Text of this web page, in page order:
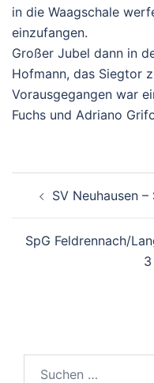
in die Waagschale
einzufangen.
Großer Jubel dann in
Hofmann, das Siegtor
Vorausgegangen war
Fuchs und Adriano
SV Neuhausen
SpG Feldrennach/
3